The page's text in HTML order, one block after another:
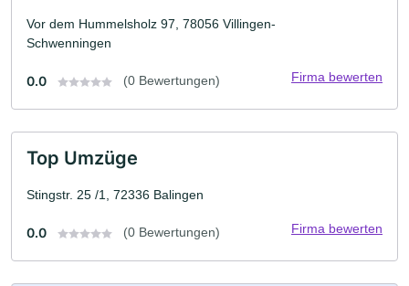
Vor dem Hummelsholz 97, 78056 Villingen-
Schwenningen
0.0 (0 Bewertungen) Firma bewerten
Top Umzüge
Stingstr. 25 /1, 72336 Balingen
0.0 (0 Bewertungen) Firma bewerten